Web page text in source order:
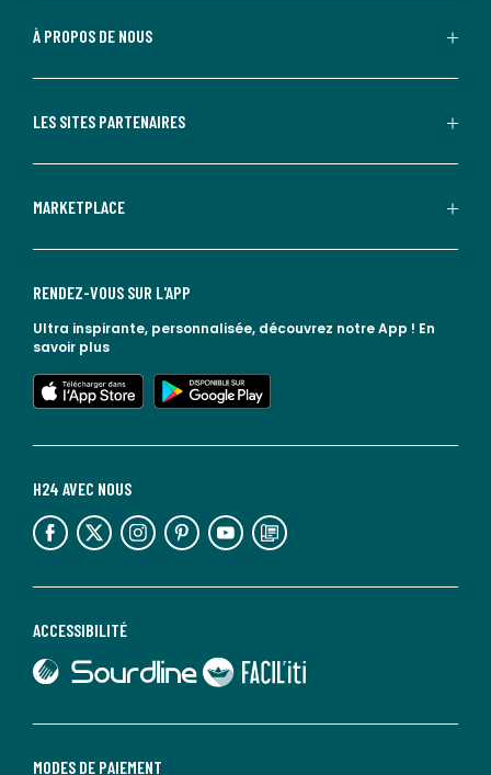
À PROPOS DE NOUS
LES SITES PARTENAIRES
MARKETPLACE
MODES DE PAIEMENT
ACCESSIBILITÉ
lien vers Sourdline
lien vers Faciliti
H24 AVEC NOUS
lien vers l'espace réseaux sociaux lien vers l'espace réseaux sociaux lien vers l'espace réseaux sociaux lien vers l'espace réseaux sociaux lien vers l'espace réseaux sociaux lien vers le blog la redoute
RENDEZ-VOUS SUR L'APP
Ultra inspirante, personnalisée, découvrez notre App ! En
savoir plus
lien vers l'app store
lien vers google play